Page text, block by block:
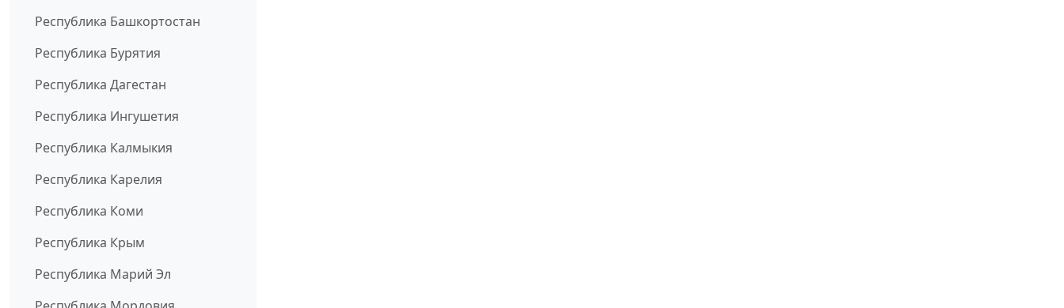
Республика Башкортостан
Республика Бурятия
Республика Дагестан
Республика Ингушетия
Республика Калмыкия
Республика Карелия
Республика Коми
Республика Крым
Республика Марий Эл